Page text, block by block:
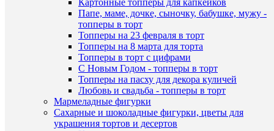
Картонные топперы для капкейков
Папе, маме, дочке, сыночку, бабушке, мужу -
топперы в торт
Топперы на 23 февраля в торт
Топперы на 8 марта для торта
Топперы в торт с цифрами
С Новым Годом - топперы в торт
Топперы на пасху для декора куличей
Любовь и свадьба - топперы в торт
Мармеладные фигурки
Сахарные и шоколадные фигурки, цветы для
украшения тортов и десертов
1
сахарная
115